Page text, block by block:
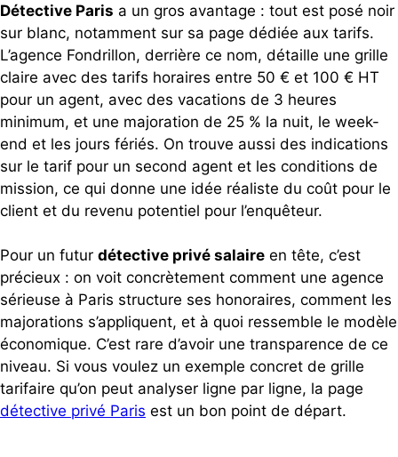
Détective Paris a un gros avantage : tout est posé noir
sur blanc, notamment sur sa page dédiée aux tarifs.
L’agence Fondrillon, derrière ce nom, détaille une grille
claire avec des tarifs horaires entre 50 € et 100 € HT
pour un agent, avec des vacations de 3 heures
minimum, et une majoration de 25 % la nuit, le week-
end et les jours fériés. On trouve aussi des indications
sur le tarif pour un second agent et les conditions de
mission, ce qui donne une idée réaliste du coût pour le
client et du revenu potentiel pour l’enquêteur.
Pour un futur détective privé salaire en tête, c’est
précieux : on voit concrètement comment une agence
sérieuse à Paris structure ses honoraires, comment les
majorations s’appliquent, et à quoi ressemble le modèle
économique. C’est rare d’avoir une transparence de ce
niveau. Si vous voulez un exemple concret de grille
tarifaire qu’on peut analyser ligne par ligne, la page
détective privé Paris est un bon point de départ.